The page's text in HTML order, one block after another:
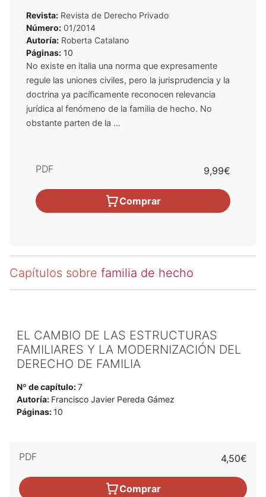
Revista: Revista de Derecho Privado
Número: 01/2014
Autoría: Roberta Catalano
Páginas: 10
No existe en italia una norma que expresamente
regule las uniones civiles, pero la jurisprudencia y la
doctrina ya pacíficamente reconocen relevancia
jurídica al fenómeno de la familia de hecho. No
obstante parten de la ...
PDF 9,99€
Comprar
Capítulos sobre familia de hecho
EL CAMBIO DE LAS ESTRUCTURAS
FAMILIARES Y LA MODERNIZACIÓN DEL
DERECHO DE FAMILIA
Nº de capítulo:7
Autoría: Francisco Javier Pereda Gámez
Páginas:10
PDF 4,50€
Comprar